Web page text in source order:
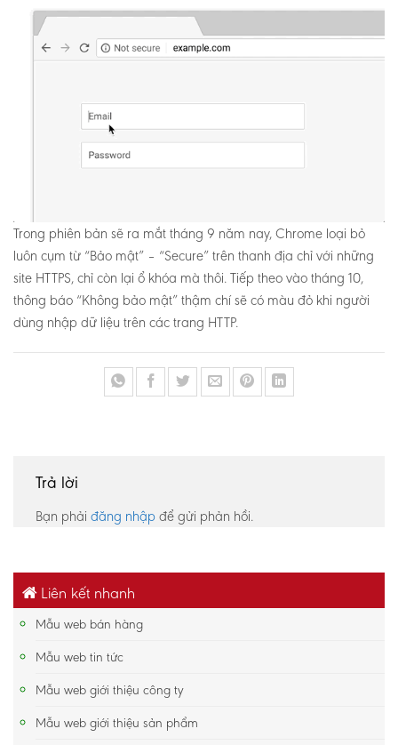
Trong phiên bản sẽ ra mắt tháng 9 năm nay, Chrome loại bỏ
luôn cụm từ “Bảo mật” – “Secure” trên thanh địa chỉ với những
site HTTPS, chỉ còn lại ổ khóa mà thôi. Tiếp theo vào tháng 10,
thông báo “Không bảo mật” thậm chí sẽ có màu đỏ khi người
dùng nhập dữ liệu trên các trang HTTP.
Trả lời
Bạn phải đăng nhập để gửi phản hồi.
Liên kết nhanh
Mẫu web bán hàng
Mẫu web tin tức
Mẫu web giới thiệu công ty
Mẫu web giới thiệu sản phẩm